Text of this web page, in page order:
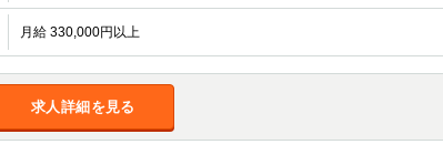
月給 330,000円以上
求人詳細を見る
プラーザ 大船
相模原
町
川越
獨協大学前＜草
加松原＞